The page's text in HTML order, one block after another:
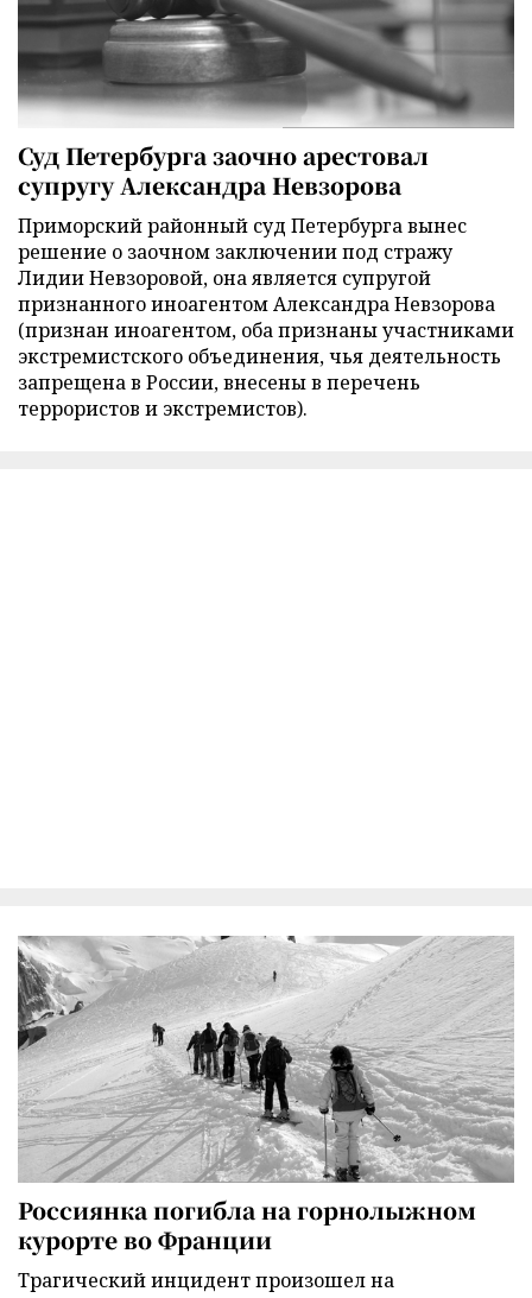
Суд Петербурга заочно арестовал
супругу Александра Невзорова
Приморский районный суд Петербурга вынес
решение о заочном заключении под стражу
Лидии Невзоровой, она является супругой
признанного иноагентом Александра Невзорова
(признан иноагентом, оба признаны участниками
экстремистского объединения, чья деятельность
запрещена в России, внесены в перечень
террористов и экстремистов).
Россиянка погибла на горнолыжном
курорте во Франции
Трагический инцидент произошел на